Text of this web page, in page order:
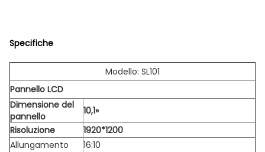
Specifiche
Modello: SL101
Pannello LCD
Dimensione del
pannello
10,1»
Risoluzione
1920*1200
Allungamento
16:10